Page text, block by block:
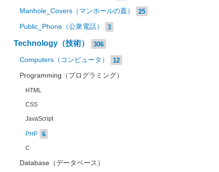
Manhole_Covers（マンホールの蓋） 25
Public_Phone（公衆電話） 3
Technology（技術） 306
Computers（コンピュータ） 12
Programming（プログラミング）
HTML
CSS
JavaScript
PHP 6
C
Database（データベース）